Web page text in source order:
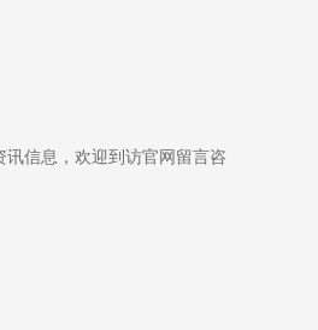
信息，欢迎到访官网留言咨